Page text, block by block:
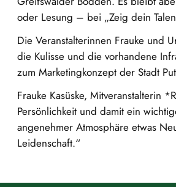
oder Lesung – bei „Zeig dein
Die Veranstalterinnen Frauke und
die Kulisse und die vorhandene
zum Marketingkonzept der Stadt
Frauke Kasüske, Mitveranstalterin
Persönlichkeit und damit ein
angenehmer Atmosphäre etwas
Leidenschaft.“